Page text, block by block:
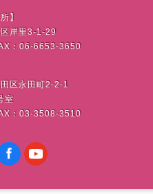
】
岸里3-1-29
： 06-6653-3650
区永田町2-2-1
室
： 03-3508-3510